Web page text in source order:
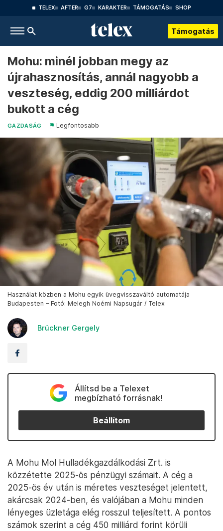
TELEX AFTER G7 KARAKTER TÁMOGATÁS SHOP
Támogatás
Mohu: minél jobban megy az
újrahasznosítás, annál nagyobb a
veszteség, eddig 200 milliárdot
bukott a cég
GAZDASÁG Legfontosabb
Használat közben a Mohu egyik üvegvisszaváltó automatája
Budapesten – Fotó: Melegh Noémi Napsugár / Telex
Brückner Gergely
Állítsd be a Telexet
megbízható forrásnak!
Beállítom
A Mohu Mol Hulladékgazdálkodási Zrt. is
közzétette 2025-ös pénzügyi számait. A cég a
2025-ös év után is méretes veszteséget jelentett,
akárcsak 2024-ben, és valójában a Mohu minden
lényeges üzletága elég rosszul teljesített. A pontos
számok szerint a cég 450 milliárd forint körüli